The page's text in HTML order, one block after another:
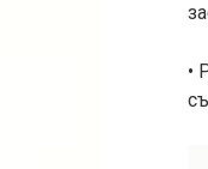
•